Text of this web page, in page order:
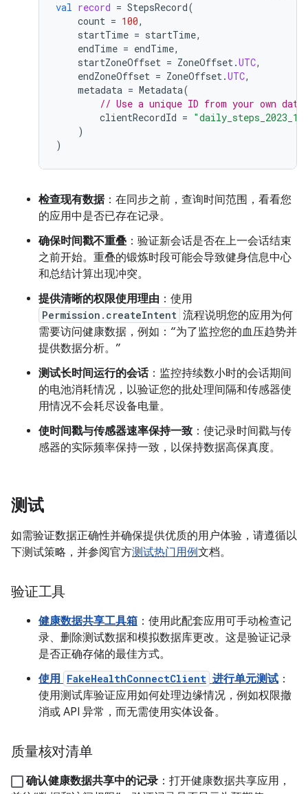
val record = StepsRecord(
count = 100,
startTime = startTime,
endTime = endTime,
startZoneOffset = ZoneOffset.UTC,
endZoneOffset = ZoneOffset.UTC,
metadata = Metadata(
// Use a unique ID from your own
clientRecordId =
)
)
检查现有数据：在同步之前，查询时间范围，看看您
的应用中是否已存在记录。
确保时间戳不重叠 ：验证新会话是否在上一会话结束
之前开始。重叠的锻炼时段可能会导致健身信息中心
和总结计算出现冲突。
提供清晰的权限使用理由 ：使用
Permission.createIntent 流程说明您的应用为何
需要访问健康数据，例如：“为了监控您的血压趋势并
提供数据分析。”
测试长时间运行的会话：监控持续数小时的会话期间
的电池消耗情况，以验证您的批处理间隔和传感器使
用情况不会耗尽设备电量。
使时间戳与传感器速率保持一致 ：使记录时间戳与传
感器的实际频率保持一致，以保持数据高保真度。
测试
如需验证数据正确性并确保提供优质的用户体验，请遵循以
下测试策略，并参阅官方测试热门用例文档。
验证工具
健康数据共享工具箱 ：使用此配套应用可手动检查记
录、删除测试数据和模拟数据库更改。这是验证记录
是否正确存储的最佳方式。
使用 FakeHealthConnectClient 进行单元测试 ：
使用测试库验证应用如何处理边缘情况，例如权限撤
消或 API 异常，而无需使用实体设备。
质量核对清单
确认健康数据共享中的记录 ：打开健康数据共享应用，